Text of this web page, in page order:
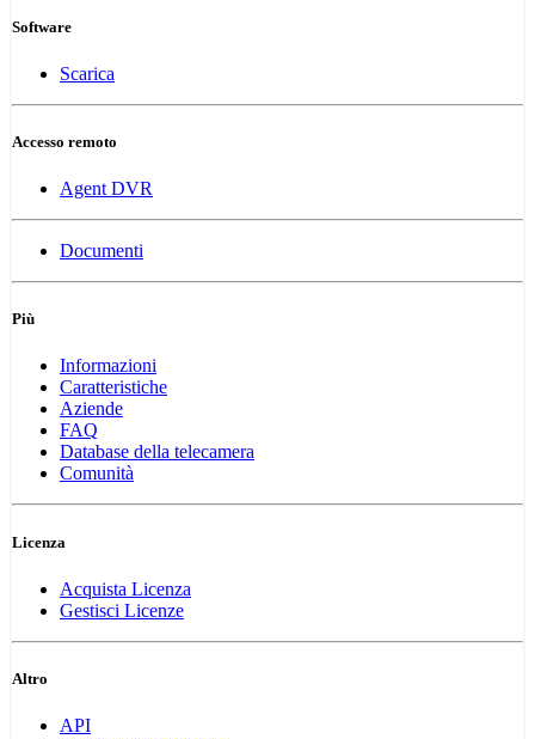
Software
Scarica
Accesso remoto
Agent DVR
Documenti
Più
Informazioni
Caratteristiche
Aziende
FAQ
Database della telecamera
Comunità
Licenza
Acquista Licenza
Gestisci Licenze
Altro
API